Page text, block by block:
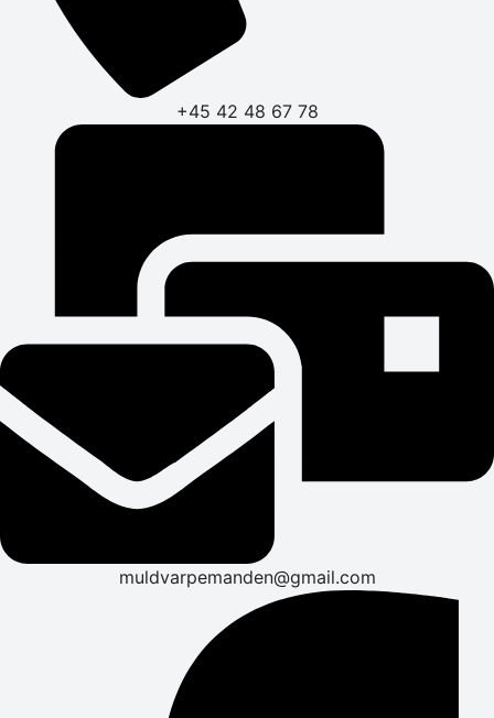
+45 42 48 67 78
muldvarpemanden@gmail.com